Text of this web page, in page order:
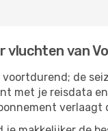
vluchten van
de
met je reisdata